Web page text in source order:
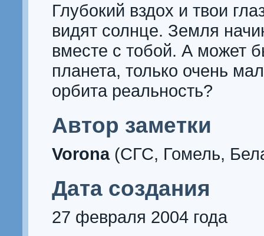
Глубокий вздох и твои
видят солнце. Земля
вместе с тобой. А может
планета, только очень
орбита реальность?
Автор заметки
Vorona(СГС, Гомель,
Дата создания
27 февраля 2004 года